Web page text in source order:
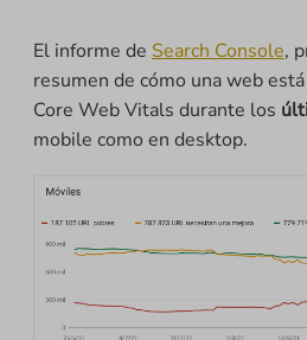
El informe de Search Console,
resumen de cómo una web
Core Web Vitals durante los
mobile como en desktop.